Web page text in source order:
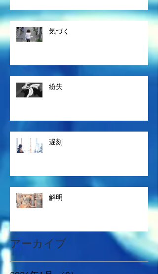
気づく
紛失
遅刻
解明
アーカイブ